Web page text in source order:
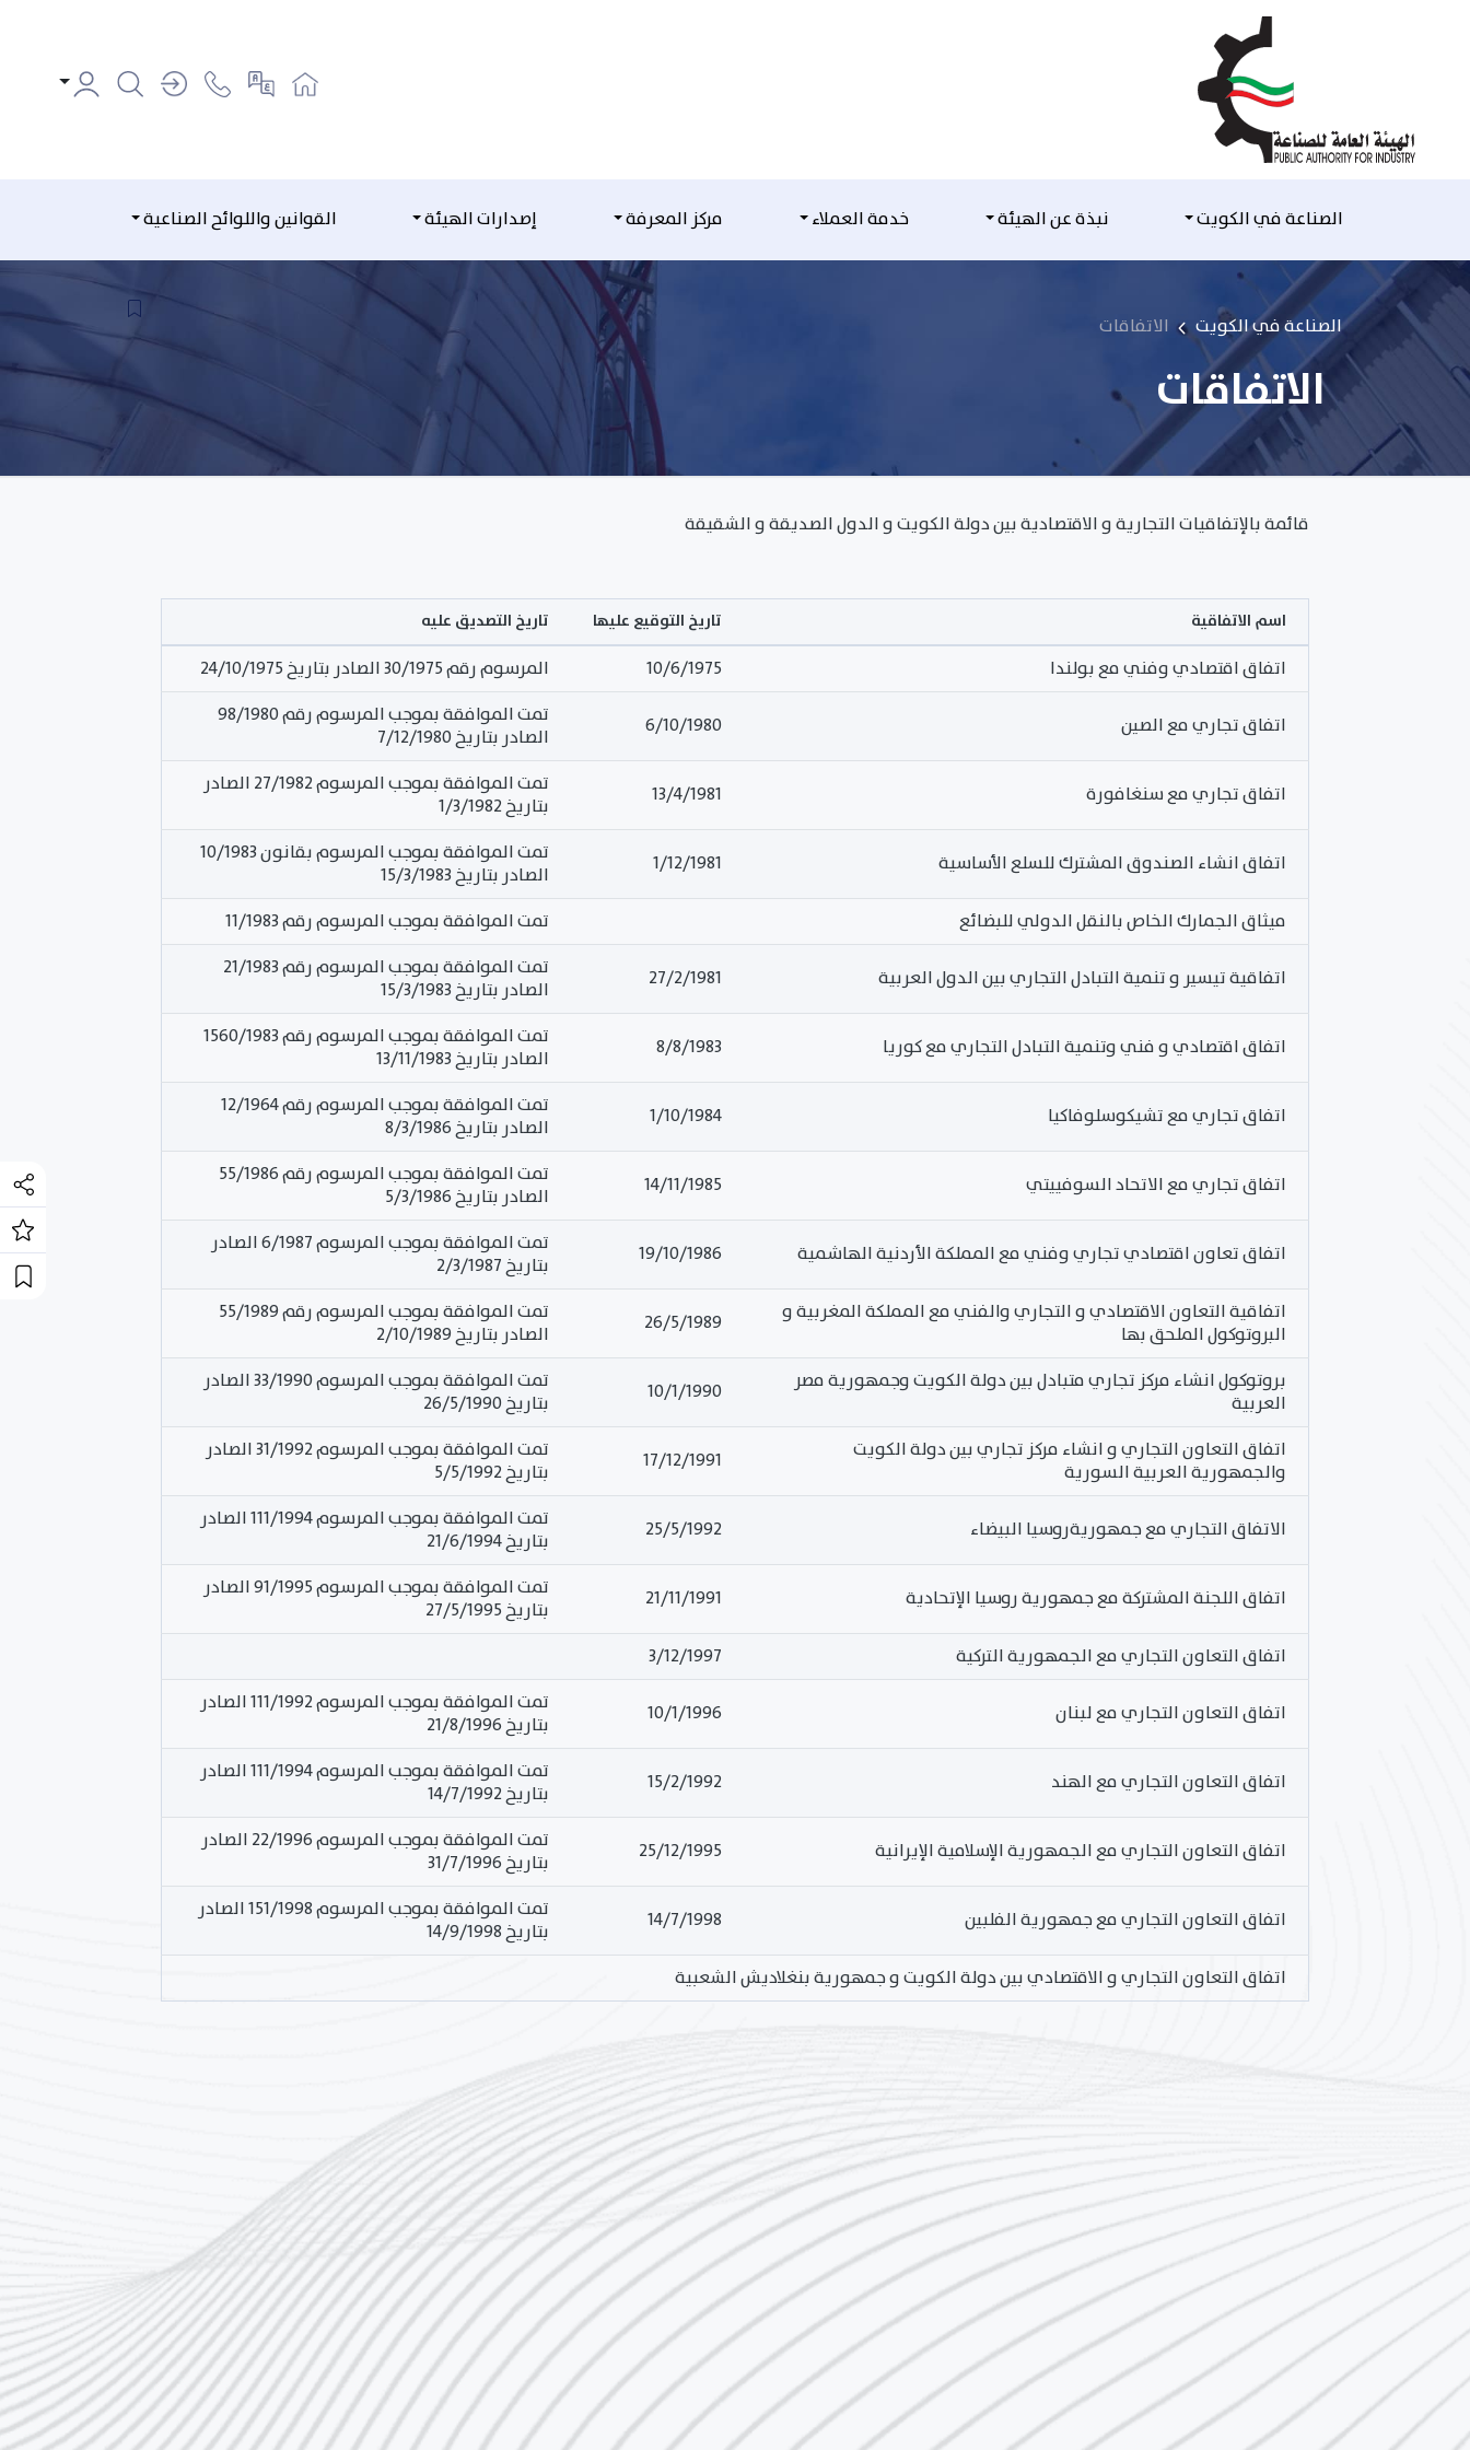
الصناعة في الكويت نبذة عن الهيئة خدمة العملاء مركز المعرفة إصدارات الهيئة القوانين واللوائح الصناعية
الصناعة في الكويت الاتفاقات
الاتفاقات
قائمة بالإتفاقيات التجارية و الاقتصادية بين دولة الكويت و الدول الصديقة و الشقيقة
اسم الاتفاقية تاريخ التوقيع عليها تاريخ التصديق عليه
اتفاق اقتصادي وفني مع بولندا 10/6/1975 المرسوم رقم 30/1975 الصادر بتاريخ 24/10/1975
اتفاق تجاري مع الصين 6/10/1980
تمت الموافقة بموجب المرسوم رقم 98/1980
الصادر بتاريخ 7/12/1980
اتفاق تجاري مع سنغافورة 13/4/1981
تمت الموافقة بموجب المرسوم 27/1982 الصادر
بتاريخ 1/3/1982
اتفاق انشاء الصندوق المشترك للسلع الأساسية 1/12/1981
تمت الموافقة بموجب المرسوم بقانون 10/1983
الصادر بتاريخ 15/3/1983
ميثاق الجمارك الخاص بالنقل الدولي للبضائع
تمت الموافقة بموجب المرسوم رقم 11/1983
اتفاقية تيسير و تنمية التبادل التجاري بين الدول العربية 27/2/1981
تمت الموافقة بموجب المرسوم رقم 21/1983
الصادر بتاريخ 15/3/1983
اتفاق اقتصادي و فني وتنمية التبادل التجاري مع كوريا 8/8/1983
تمت الموافقة بموجب المرسوم رقم 1560/1983
الصادر بتاريخ 13/11/1983
اتفاق تجاري مع تشيكوسلوفاكيا 1/10/1984
تمت الموافقة بموجب المرسوم رقم 12/1964
الصادر بتاريخ 8/3/1986
اتفاق تجاري مع الاتحاد السوفييتي 14/11/1985
تمت الموافقة بموجب المرسوم رقم 55/1986
الصادر بتاريخ 5/3/1986
اتفاق تعاون اقتصادي تجاري وفني مع المملكة الأردنية الهاشمية 19/10/1986
تمت الموافقة بموجب المرسوم 6/1987 الصادر
بتاريخ 2/3/1987
اتفاقية التعاون الاقتصادي و التجاري والفني مع المملكة المغربية و
البروتوكول الملحق بها
26/5/1989
تمت الموافقة بموجب المرسوم رقم 55/1989
الصادر بتاريخ 2/10/1989
بروتوكول انشاء مركز تجاري متبادل بين دولة الكويت وجمهورية مصر
العربية
10/1/1990
تمت الموافقة بموجب المرسوم 33/1990 الصادر
بتاريخ 26/5/1990
اتفاق التعاون التجاري و انشاء مركز تجاري بين دولة الكويت
والجمهورية العربية السورية
17/12/1991
تمت الموافقة بموجب المرسوم 31/1992 الصادر
بتاريخ 5/5/1992
الاتفاق التجاري مع جمهوريةروسيا البيضاء 25/5/1992
تمت الموافقة بموجب المرسوم 111/1994 الصادر
بتاريخ 21/6/1994
اتفاق اللجنة المشتركة مع جمهورية روسيا الإتحادية 21/11/1991
تمت الموافقة بموجب المرسوم 91/1995 الصادر
بتاريخ 27/5/1995
اتفاق التعاون التجاري مع الجمهورية التركية
3/12/1997
اتفاق التعاون التجاري مع لبنان 10/1/1996
تمت الموافقة بموجب المرسوم 111/1992 الصادر
بتاريخ 21/8/1996
اتفاق التعاون التجاري مع الهند 15/2/1992
تمت الموافقة بموجب المرسوم 111/1994 الصادر
بتاريخ 14/7/1992
اتفاق التعاون التجاري مع الجمهورية الإسلامية الإيرانية 25/12/1995
تمت الموافقة بموجب المرسوم 22/1996 الصادر
بتاريخ 31/7/1996
اتفاق التعاون التجاري مع جمهورية الفلبين 14/7/1998
تمت الموافقة بموجب المرسوم 151/1998 الصادر
بتاريخ 14/9/1998
اتفاق التعاون التجاري و الاقتصادي بين دولة الكويت و جمهورية بنغلاديش الشعبية